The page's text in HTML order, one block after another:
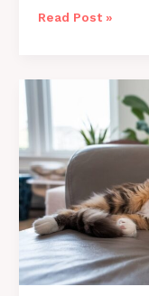
Comment
Puces
?
Guide
2026
Read Post »